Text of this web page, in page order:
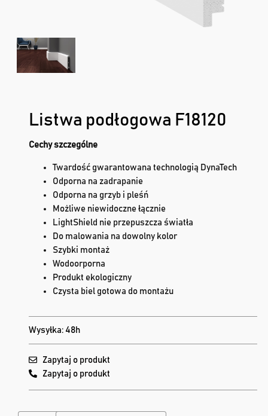
Listwa podłogowa F18120
Cechy szczególne
Twardość gwarantowana technologią DynaTech
Odporna na zadrapanie
Odporna na grzyb i pleśń
Możliwe niewidoczne łącznie
LightShield nie przepuszcza światła
Do malowania na dowolny kolor
Szybki montaż
Wodoorporna
Produkt ekologiczny
Czysta biel gotowa do montażu
Wysyłka: 48h
Zapytaj o produkt
Zapytaj o produkt